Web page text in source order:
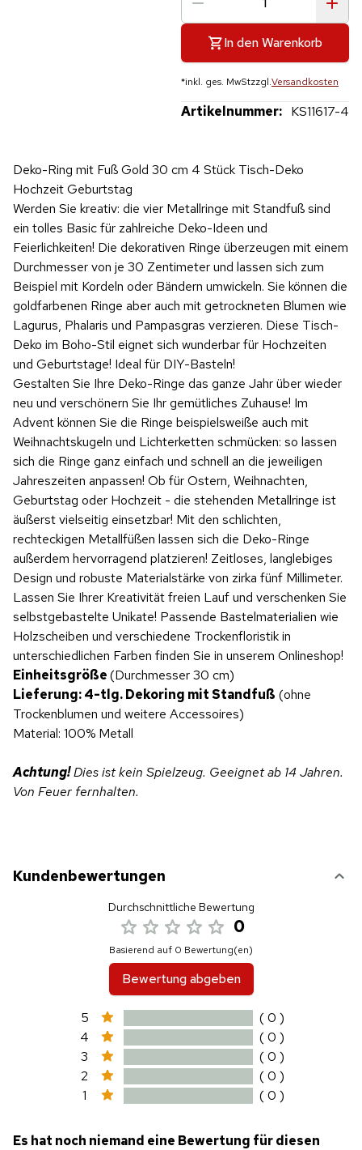
In den Warenkorb
*inkl. ges. MwStzzgl.Versandkosten
Artikelnummer: KS11617-4
Deko-Ring mit Fuß Gold 30 cm 4 Stück Tisch-Deko
Hochzeit Geburtstag
Werden Sie kreativ: die vier Metallringe mit Standfuß sind
ein tolles Basic für zahlreiche Deko-Ideen und
Feierlichkeiten! Die dekorativen Ringe überzeugen mit einem
Durchmesser von je 30 Zentimeter und lassen sich zum
Beispiel mit Kordeln oder Bändern umwickeln. Sie können die
goldfarbenen Ringe aber auch mit getrockneten Blumen wie
Lagurus, Phalaris und Pampasgras verzieren. Diese Tisch-
Deko im Boho-Stil eignet sich wunderbar für Hochzeiten
und Geburtstage! Ideal für DIY-Basteln!
Gestalten Sie Ihre Deko-Ringe das ganze Jahr über wieder
neu und verschönern Sie Ihr gemütliches Zuhause! Im
Advent können Sie die Ringe beispielsweiße auch mit
Weihnachtskugeln und Lichterketten schmücken: so lassen
sich die Ringe ganz einfach und schnell an die jeweiligen
Jahreszeiten anpassen! Ob für Ostern, Weihnachten,
Geburtstag oder Hochzeit - die stehenden Metallringe ist
äußerst vielseitig einsetzbar! Mit den schlichten,
rechteckigen Metallfüßen lassen sich die Deko-Ringe
außerdem hervorragend platzieren! Zeitloses, langlebiges
Design und robuste Materialstärke von zirka fünf Millimeter.
Lassen Sie Ihrer Kreativität freien Lauf und verschenken Sie
selbstgebastelte Unikate! Passende Bastelmaterialien wie
Holzscheiben und verschiedene Trockenfloristik in
unterschiedlichen Farben finden Sie in unserem Onlineshop!
Einheitsgröße(Durchmesser 30 cm)
Lieferung: 4-tlg. Dekoring mit Standfuß (ohne
Trockenblumen und weitere Accessoires)
Material: 100% Metall
Achtung!Dies ist kein Spielzeug. Geeignet ab 14 Jahren.
Von Feuer fernhalten.
Kundenbewertungen
Durchschnittliche Bewertung
0
Basierend auf 0 Bewertung(en)
Bewertung abgeben
5
( 0 )
4
( 0 )
3
( 0 )
2
( 0 )
1
( 0 )
Es hat noch niemand eine Bewertung für diesen